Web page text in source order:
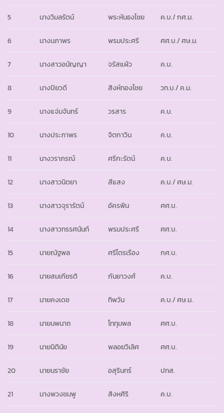
5 นางวิมลรัตน์ พระหันธงไชย ค.บ./ กศ.ม.
6 นางนภาพร พรมประศรี ศศ.บ./ ศษ.ม.
7 นางสาวอนัญญา จรัสแผ้ว ค.บ.
8 นางปิยวดี สิงห์ทองไชย วท.บ./ ค.ม.
9 นางแจ่มจันทร์ วรสาร ค.บ.
10 นางประภาพร จิตกาวิน ค.บ.
11 นางวราภรณ์ ศรีกะรัตน์ ค.บ.
12 นางสาวนิตยา สีแสง ค.บ./ ศษ.ม.
13 นางสาวจุรารัตน์ อัครพิน ศศ.บ.
14 นางสาวทรรศนันท์ พรมประศรี ศศ.บ.
15 นายณัฐพล ศรีไตรเรือง กศ.บ.
16 นายสมเกียรติ กันยาวงศ์ ค.บ.
17 นายคงเดช ทิพวัน ค.บ./ ศษ.ม.
18 นายนพนาถ โททุมพล ศศ.บ.
19 นายนิตินัย พลอยวิเลิศ ศศ.บ.
20 นายนราชัย อสุรินทร์ ปทส.
21 นางพวงชมพู สิงหศิริ ค.บ.